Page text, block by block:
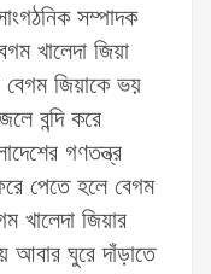
সম্পাদক
খালেদা জিয়া
জিয়াকে ভয়
বন্দি করে
গণতন্ত্র
পেতে হলে বেগম
খালেদা জিয়ার
আবার ঘুরে দাঁড়াতে